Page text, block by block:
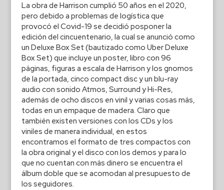
La obra de Harrison cumplió 50 años en el 2020,
pero debido a problemas de logística que
provocó el Covid-19 se decidió posponer la
edición del cincuentenario, la cual se anunció como
un Deluxe Box Set (bautizado como Uber Deluxe
Box Set) que incluye un poster, libro con 96
páginas, figuras a escala de Harrison y los gnomos
de la portada, cinco compact disc y un blu-ray
audio con sonido Atmos, Surround y Hi-Res,
además de ocho discos en vinil y varias cosas más,
todas en un empaque de madera. Claro que
también existen versiones con los CDs y los
viniles de manera individual, en estos
encontramos el formato de tres compactos con
la obra original y el disco con los demos y para lo
que no cuentan con más dinero se encuentra el
álbum doble que se acomodan al presupuesto de
los seguidores.